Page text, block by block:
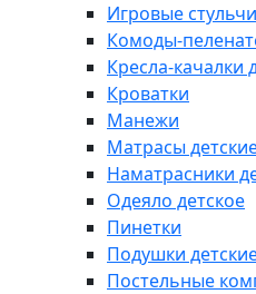
Игровые
Комоды-
Кресла-качалки
Кроватки
Манежи
Матрасы
Наматрасники
Одеяло детское
Пинетки
Подушки
Постельные